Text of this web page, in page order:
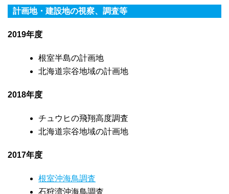
計画地・建設地の視察、調査等
2019年度
根室半島の計画地
北海道宗谷地域の計画地
2018年度
チュウヒの飛翔高度調査
北海道宗谷地域の計画地
2017年度
根室沖海鳥調査
石狩湾沖海鳥調査